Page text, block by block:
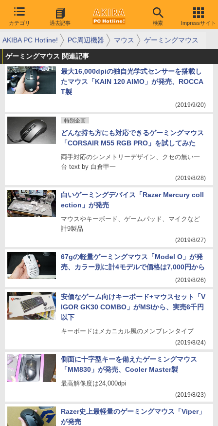
カテゴリ 過去記事 検索 Impressサイト
AKIBA PC Hotline! PC周辺機器 マウス ゲーミングマウス
ゲーミングマウス 関連記事
最大16,000dpiの独自光学式センサーを搭載し
たマウス「KAIN 120 AIMO」が発売、ROCCA
T製
(2019/9/20)
特別企画
どんな持ち方にも対応できるゲーミングマウス
「CORSAIR M55 RGB PRO」を試してみた
両手対応のシンメトリーデザイン、クセの無い一
台 text by 白倉甲一
(2019/8/28)
白いゲーミングデバイス「Razer Mercury coll
ection」が発売
マウスやキーボード、ゲームパッド、マイクなど
計9製品
(2019/8/27)
67gの軽量ゲーミングマウス「Model O」が発
売、カラー別に計4モデルで価格は7,000円から
(2019/8/26)
安価なゲーム向けキーボード+マウスセット「V
IGOR GK30 COMBO」がMSIから、実売6千円
以下
キーボードはメカニカル風のメンブレンタイプ
(2019/8/24)
側面に十字型キーを備えたゲーミングマウス
「MM830」が発売、Cooler Master製
最高解像度は24,000dpi
(2019/8/23)
Razer史上最軽量のゲーミングマウス「Viper」
が発売